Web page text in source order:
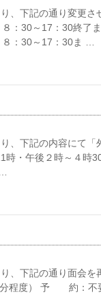
、下記の通り変更
：30～17：30終
：30～17：30ま …
、下記の内容にて
時・午後２時～４時
り、下記の通り面
分程度） 予 約：